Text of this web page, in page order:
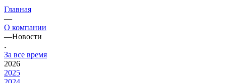
Главная
—
О компании
—Новости
За все время
2026
2025